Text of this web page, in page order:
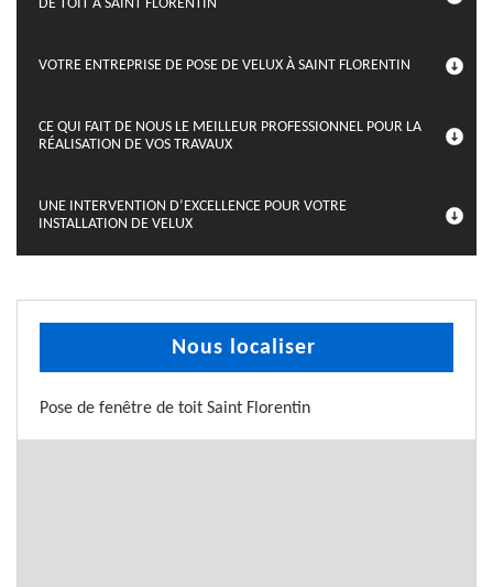
DE TOIT À SAINT FLORENTIN
VOTRE ENTREPRISE DE POSE DE VELUX À SAINT FLORENTIN
CE QUI FAIT DE NOUS LE MEILLEUR PROFESSIONNEL POUR LA
RÉALISATION DE VOS TRAVAUX
UNE INTERVENTION D’EXCELLENCE POUR VOTRE
INSTALLATION DE VELUX
Nous localiser
Pose de fenêtre de toit Saint Florentin